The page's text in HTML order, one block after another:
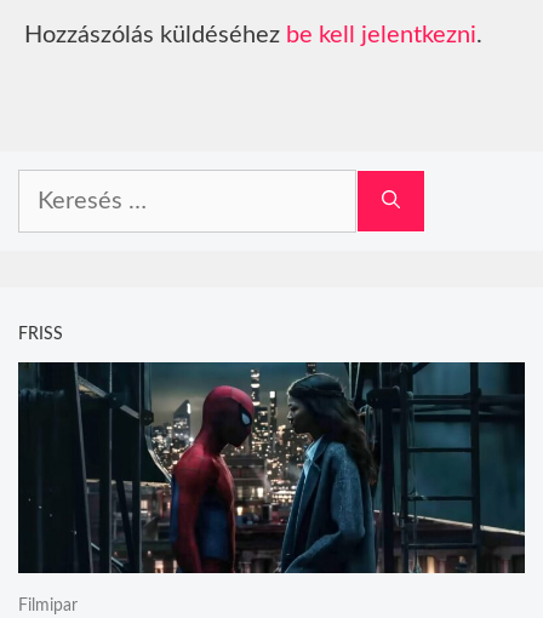
Hozzászólás küldéséhez be kell jelentkezni.
FRISS
Filmipar